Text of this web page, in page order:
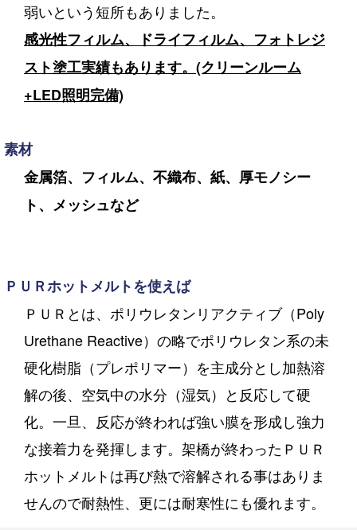
弱いという短所もありました。
感光性フィルム、ドライフィルム、フォトレジ
スト塗工実績もあります。(クリーンルーム
+LED照明完備)
素材
金属箔、フィルム、不織布、紙、厚モノシー
ト、メッシュなど
ＰＵＲホットメルトを使えば
ＰＵＲとは、ポリウレタンリアクティブ（Poly
Urethane Reactive）の略でポリウレタン系の未
硬化樹脂（プレポリマー）を主成分とし加熱溶
解の後、空気中の水分（湿気）と反応して硬
化。一旦、反応が終われば強い膜を形成し強力
な接着力を発揮します。架橋が終わったＰＵＲ
ホットメルトは再び熱で溶解される事はありま
せんので耐熱性、更には耐寒性にも優れます。